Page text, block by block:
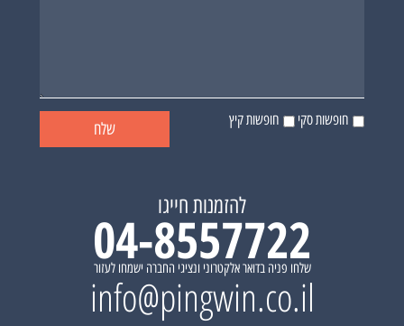
חופשות סקי חופשות קיץ
להזמנות חייגו
04-8557722
שלחו פניה בדואר אלקטרוני ונציגי החברה ישמחו לעזור
info@pingwin.co.il